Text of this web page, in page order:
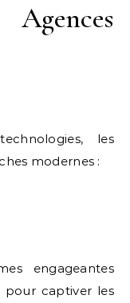
les
modernes :
engageantes
pour captiver les